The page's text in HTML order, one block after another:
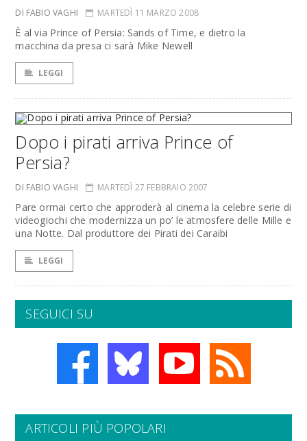
DI FABIO VAGHI MARTEDÌ 11 MARZO 2008
È al via Prince of Persia: Sands of Time, e dietro la
macchina da presa ci sarà Mike Newell
LEGGI
Dopo i pirati arriva Prince of
Persia?
DI FABIO VAGHI MARTEDÌ 27 FEBBRAIO 2007
Pare ormai certo che approderà al cinema la celebre serie di
videogiochi che modernizza un po’ le atmosfere delle Mille e
una Notte. Dal produttore dei Pirati dei Caraibi
LEGGI
SEGUICI SU
ARTICOLI PIÙ POPOLARI